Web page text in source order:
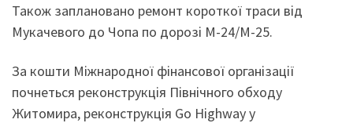
Також заплановано ремонт короткої траси від
Мукачевого до Чопа по дорозі М-24/М-25.
За кошти Міжнародної фінансової організації
почнеться реконструкція Північного обходу
Житомира, реконструкція Gо Highway у